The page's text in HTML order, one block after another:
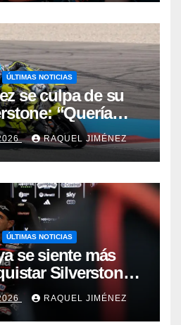
ÚLTIMAS NOTICIAS
se culpa de su
“Quería
Martín y fue un
RAQUEL JIMÉNEZ
ÚLTIMAS NOTICIAS
se siente más
Silverstone:
o no, pero la
hasta el final”
RAQUEL JIMÉNEZ